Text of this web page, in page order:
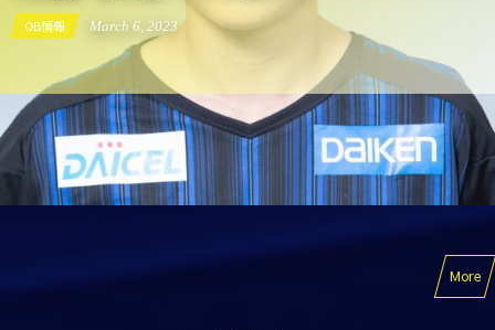
OB情報 September 19, 2022
More